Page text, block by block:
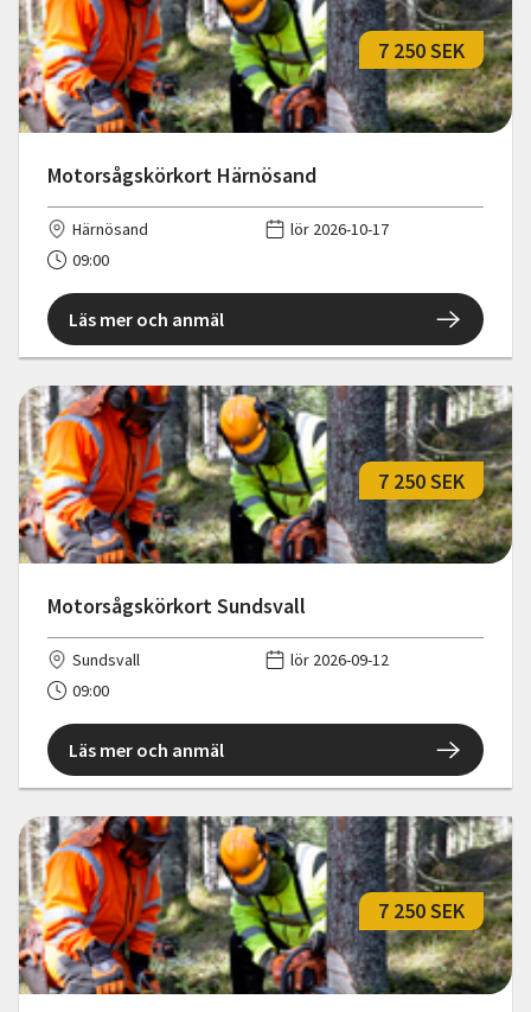
Motorsågskörkort Härnösand
7 250 SEK
Härnösand
lör 2026-10-17
09:00
Läs mer och anmäl
Motorsågskörkort Sundsvall
7 250 SEK
Sundsvall
lör 2026-09-12
09:00
Läs mer och anmäl
7 250 SEK